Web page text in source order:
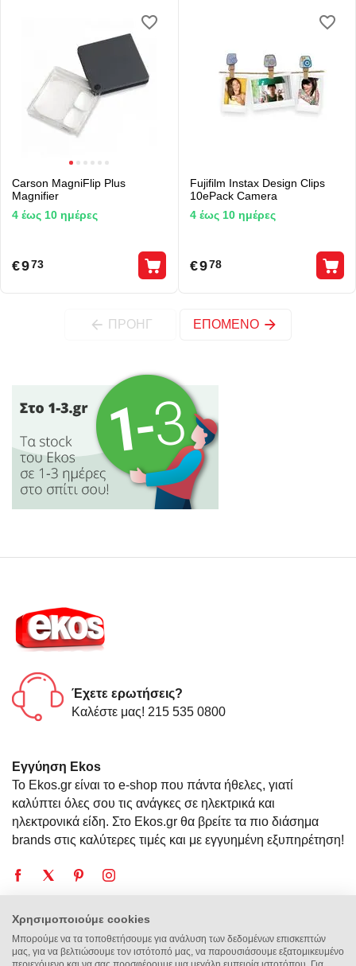
Carson MagniFlip Plus
Magnifier
4 έως 10 ημέρες
€9 73
Fujifilm Instax Design Clips
10ePack Camera
4 έως 10 ημέρες
€9 78
ΠΡΟΗΓ ΕΠΌΜΕΝΟ
Έχετε ερωτήσεις?
Καλέστε μας! 215 535 0800
Εγγύηση Ekos
Το Ekos.gr είναι το e-shop που πάντα ήθελες, γιατί
καλύπτει όλες σου τις ανάγκες σε ηλεκτρικά και
ηλεκτρονικά είδη. Στο Ekos.gr θα βρείτε τα πιο διάσημα
brands στις καλύτερες τιμές και με εγγυημένη εξυπηρέτηση!
Η Εταιρεία
Χρησιμοποιούμε cookies
Μπορούμε να τα τοποθετήσουμε για ανάλυση των δεδομένων επισκεπτών
μας, για να βελτιώσουμε τον ιστότοπό μας, να παρουσιάσουμε εξατομικευμένο